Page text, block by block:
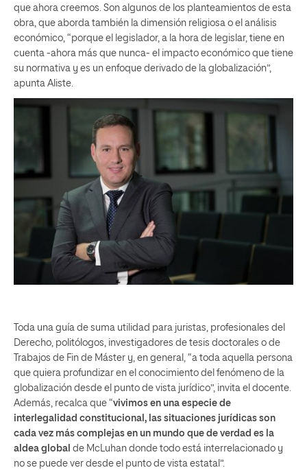
que ahora creemos. Son algunos de los planteamientos de esta
obra, que aborda también la dimensión religiosa o el análisis
económico, “porque el legislador, a la hora de legislar, tiene en
cuenta -ahora más que nunca- el impacto económico que tiene
su normativa y es un enfoque derivado de la globalización”,
apunta Aliste.
Toda una guía de suma utilidad para juristas, profesionales del
Derecho, politólogos, investigadores de tesis doctorales o de
Trabajos de Fin de Máster y, en general, “a toda aquella persona
que quiera profundizar en el conocimiento del fenómeno de la
globalización desde el punto de vista jurídico”, invita el docente.
Además, recalca que “vivimos en una especie de
interlegalidad constitucional, las situaciones jurídicas son
cada vez más complejas en un mundo que de verdad es la
aldea global de McLuhan donde todo está interrelacionado y
no se puede ver desde el punto de vista estatal”.